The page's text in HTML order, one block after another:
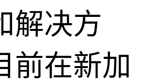
解决方
前在新加